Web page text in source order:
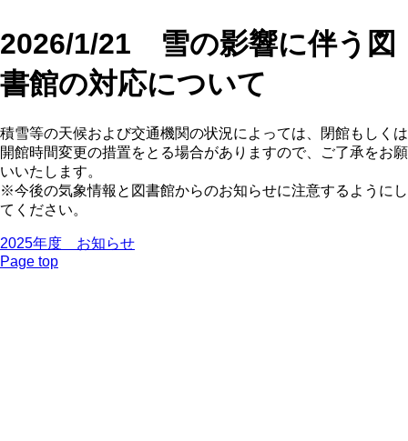
2026/1/21 雪の影響に伴う図
書館の対応について
積雪等の天候および交通機関の状況によっては、閉館もしくは
開館時間変更の措置をとる場合がありますので、ご了承をお願
いいたします。
※今後の気象情報と図書館からのお知らせに注意するようにし
てください。
2025年度 お知らせ
Page top